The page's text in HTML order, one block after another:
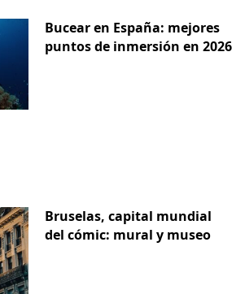
Bucear en España: mejores
puntos de inmersión en 2026
Bruselas, capital mundial
del cómic: mural y museo